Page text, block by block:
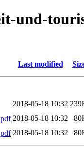
und-
Last modified
2018-05-18 10:32
2018-05-18 10:32
2018-05-18 10:32